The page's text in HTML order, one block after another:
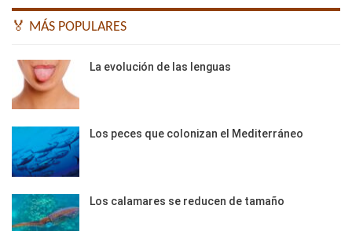
🏅 MÁS POPULARES
La evolución de las lenguas
Los peces que colonizan el Mediterráneo
Los calamares se reducen de tamaño